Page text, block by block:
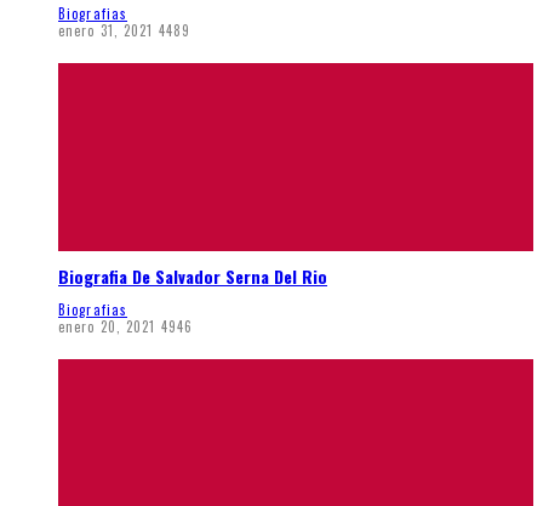
Biografias
enero 31, 2021 4489
Biografia De Salvador Serna Del Rio
Biografias
enero 20, 2021 4946